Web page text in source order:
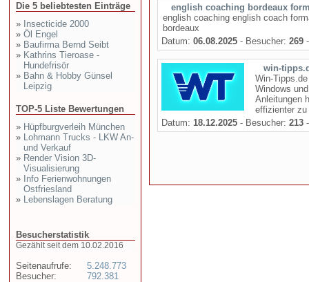
Die 5 beliebtesten Einträge
» Insecticide 2000
» Öl Engel
» Baufirma Bernd Seibt
» Kathrins Tieroase -
Hundefrisör
» Bahn & Hobby Günsel
Leipzig
TOP-5 Liste Bewertungen
» Hüpfburgverleih München
» Lohmann Trucks - LKW An-
und Verkauf
» Render Vision 3D-
Visualisierung
» Info Ferienwohnungen
Ostfriesland
» Lebenslagen Beratung
Besucherstatistik
Gezählt seit dem 10.02.2016
Seitenaufrufe:
Besucher:
5.248.773
792.381
english coaching bordeaux
english coaching english coach
bordeaux
Datum: 06.08.2025 - Besucher: 269
win-
Win-
Windows
Anleitungen
effizienter
Datum: 18.12.2025 - Besucher: 213